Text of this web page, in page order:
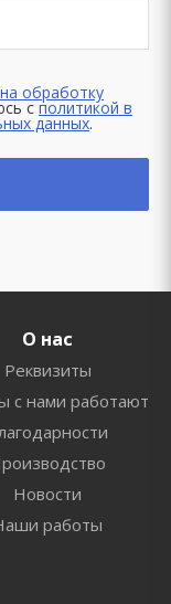
обработку
сполитикой в
данных.
О нас
Реквизиты
с нами работают
Новости
работы